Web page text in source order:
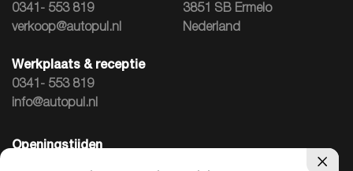
0341- 553 819
verkoop@autopul.nl
Werkplaats & receptie
0341- 553 819
info@autopul.nl
3851 SB Ermelo
Nederland
Openingstijden